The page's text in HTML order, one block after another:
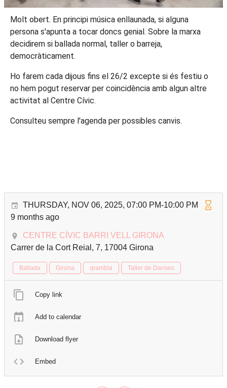
Molt obert. En principi música enllaunada, si alguna
persona s'apunta a tocar doncs genial. Sobre la marxa
decidirem si ballada normal, taller o barreja,
democràticament.
Ho farem cada dijous fins el 26/2 excepte si és festiu o
no hem pogut reservar per coincidència amb algun altre
activitat al Centre Cívic.
Consulteu sempre l'agenda per possibles canvis.
THURSDAY, NOV 06, 2025, 07:00 PM-10:00 PM
9 months ago
CENTRE CÍVIC BARRI VELL GIRONA
Carrer de la Cort Reial, 7, 17004 Girona
Ballada Girona qrambla Taller de Danses
Copy link
Add to calendar
Download flyer
Embed